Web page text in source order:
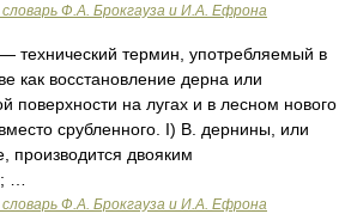
Ф.А. Брокгауза и И.А. Ефрона
— технический термин, употребляемый в
как восстановление дерна или
поверхности на лугах и в лесном нового
срубленного. I) В. дернины, или
производится двояким
…
Ф.А. Брокгауза и И.А. Ефрона